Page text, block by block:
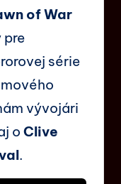
of War
pre
série
vývojári
o Clive
.